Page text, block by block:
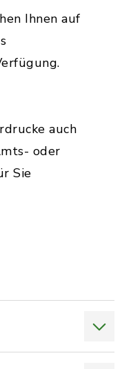
Ihnen auf
auch
oder
Sie